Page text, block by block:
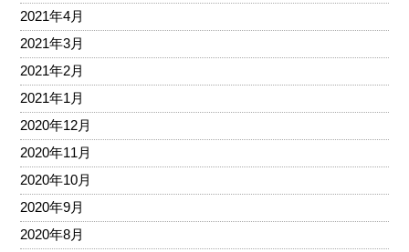
2021年4月
2021年3月
2021年2月
2021年1月
2020年12月
2020年11月
2020年10月
2020年9月
2020年8月